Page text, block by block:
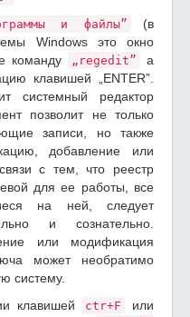
и файлы”
(в
Windows это окно
команду „regedit”
а
клавишей „ENTER”.
системный редактор
позволит не только
записи, но также
добавление или
с тем, что реестр
для ее работы, все
на ней, следует
и сознательно.
или модификация
может необратимо
систему.
клавишей
ctr+F
или